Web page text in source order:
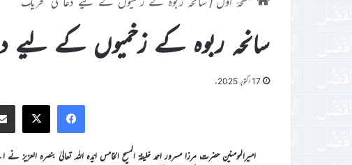
سانحہ ربوہ کے زخمیوں کے لیے
17 اکتوبر 2025ء
X